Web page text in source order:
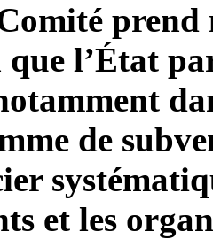
prend
que l’État
de
et les